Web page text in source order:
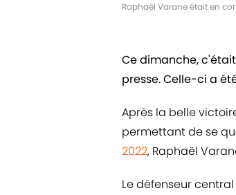
Raphaël Varane était en
Ce dimanche,
presse. Celle-ci a
Après la belle
permettant de se
2022, Raphaël
Le défenseur